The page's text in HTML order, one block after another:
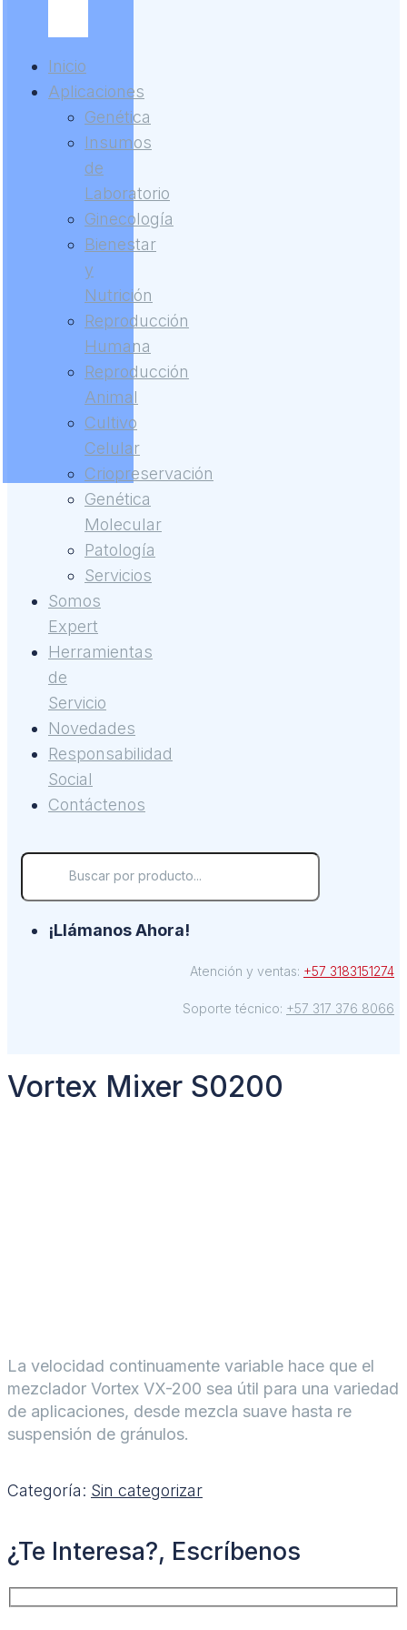
Inicio
Aplicaciones
Genética
Insumos
de
Laboratorio
Ginecología
Bienestar
y
Nutrición
Reproducción
Humana
Reproducción
Animal
Cultivo
Celular
Criopreservación
Genética
Molecular
Patología
Servicios
Somos
Expert
Herramientas
de
Servicio
Novedades
Responsabilidad
Social
Contáctenos
¡Llámanos Ahora!
Atención y ventas: +57 3183151274
Soporte técnico: +57 317 376 8066
Vortex Mixer S0200
La velocidad continuamente variable hace que el
mezclador Vortex VX-200 sea útil para una variedad
de aplicaciones, desde mezcla suave hasta re
suspensión de gránulos.
Categoría: Sin categorizar
¿Te Interesa?, Escríbenos